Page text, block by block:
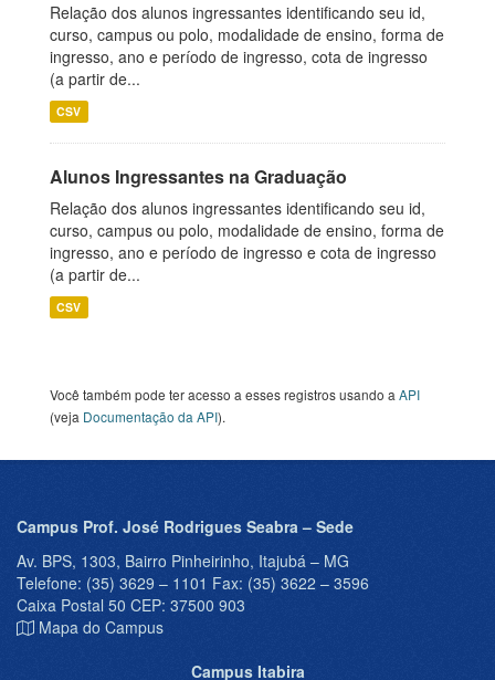
Relação dos alunos ingressantes identificando seu id,
curso, campus ou polo, modalidade de ensino, forma de
ingresso, ano e período de ingresso, cota de ingresso
(a partir de...
CSV
Alunos Ingressantes na Graduação
Relação dos alunos ingressantes identificando seu id,
curso, campus ou polo, modalidade de ensino, forma de
ingresso, ano e período de ingresso e cota de ingresso
(a partir de...
CSV
Você também pode ter acesso a esses registros usando a API
(veja Documentação da API).
Campus Prof. José Rodrigues Seabra – Sede
Av. BPS, 1303, Bairro Pinheirinho, Itajubá – MG
Telefone: (35) 3629 – 1101 Fax: (35) 3622 – 3596
Caixa Postal 50 CEP: 37500 903
Mapa do Campus
Campus Itabira